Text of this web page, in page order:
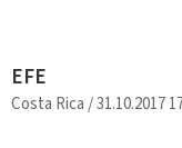
EFE
Costa Rica/31.10.2017